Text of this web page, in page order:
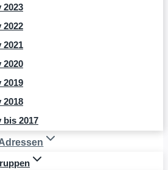
2023
2022
2021
2020
2019
2018
bis 2017